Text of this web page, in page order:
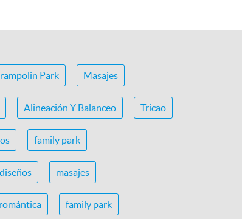
Park Masajes
Alineación Y Balanceo Tricao
family park
masajes
family park